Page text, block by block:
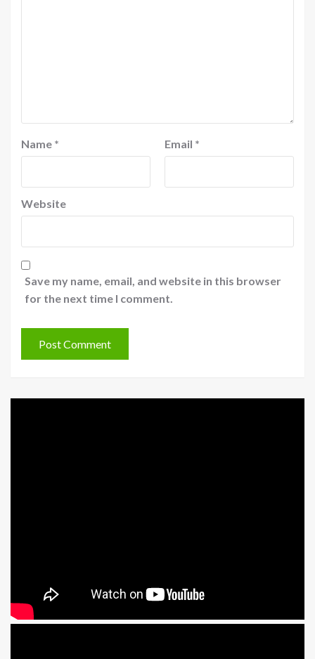
Name * Email *
Website
Save my name, email, and website in this browser
for the next time I comment.